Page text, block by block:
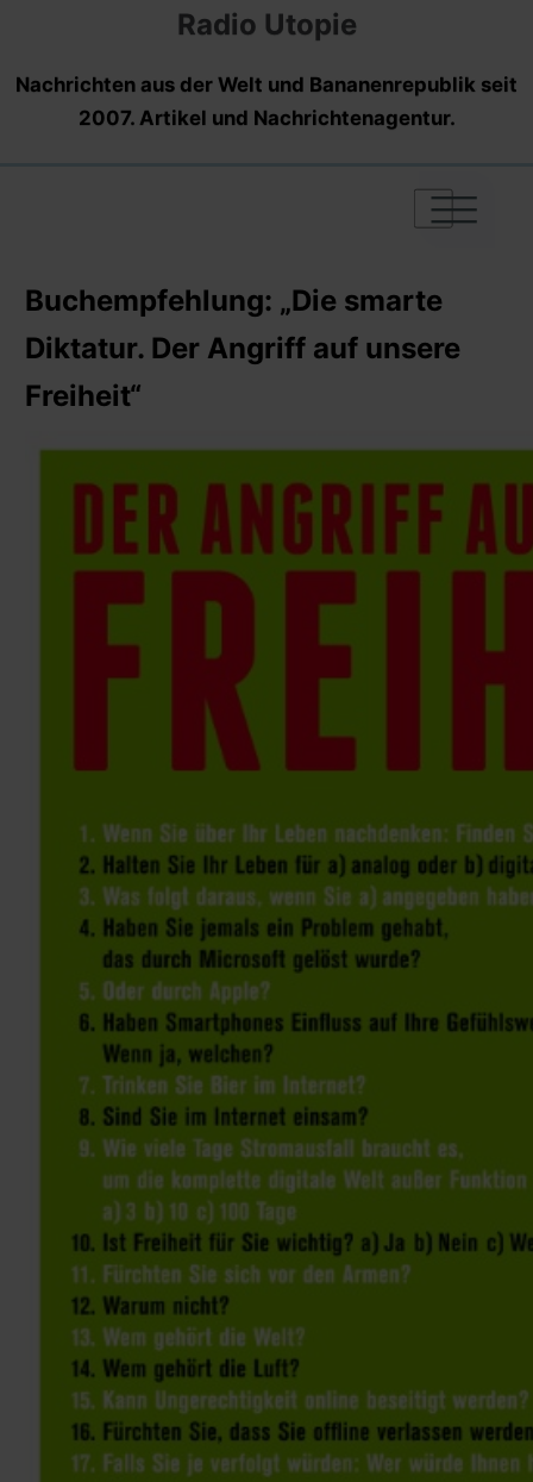
Radio Utopie
Nachrichten aus der Welt und Bananenrepublik seit
2007. Artikel und Nachrichtenagentur.
|
|
|
Buchempfehlung: „Die smarte
Diktatur. Der Angriff auf unsere
Freiheit“